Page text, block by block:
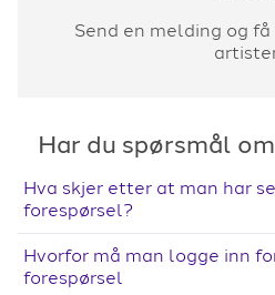
Send en melding og
Har du spørsmål
Hva skjer etter at man har
forespørsel?
Hvorfor må man logge inn
forespørsel